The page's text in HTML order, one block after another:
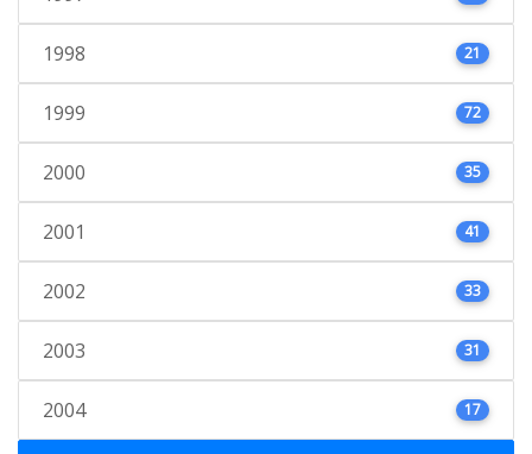
1998 21
1999 72
2000 35
2001 41
2002 33
2003 31
2004 17